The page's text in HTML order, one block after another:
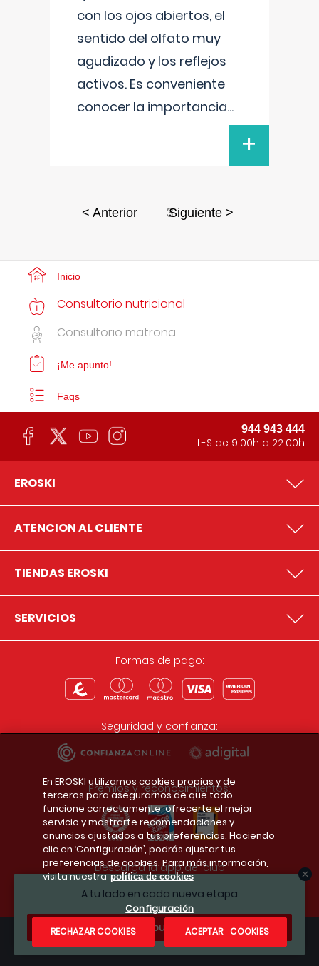
con los ojos abiertos, el
sentido del olfato muy
agudizado y los reflejos
activos. Es conveniente
conocer la importancia...
+
< Anterior 3Siguiente >
A tu lado en cada nueva etapa
¿Te apuntas?
Inicio
Consultorio nutricional
Consultorio matrona
¡Me apunto!
Faqs
944 943 444
L-S de 9:00h a 22:00h
EROSKI
ATENCION AL CLIENTE
TIENDAS EROSKI
SERVICIOS
Formas de pago:
Seguridad y confianza:
Premios y reconocimientos:
Descarga la app del club
Condiciones legales
En EROSKI utilizamos cookies propias y de
terceros para asegurarnos de que todo
funcione correctamente, ofrecerte el mejor
servicio y mostrarte recomendaciones y
anuncios ajustados a tus preferencias. Haciendo
clic en ‘Configuración’, podrás ajustar tus
preferencias de cookies. Para más información,
visita nuestra política de cookies
Configuración
RECHAZAR COOKIES
ACEPTAR COOKIES